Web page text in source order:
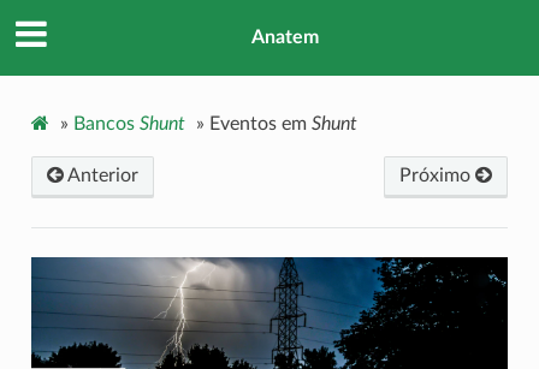
Anatem
» Bancos Shunt » Eventos em Shunt
Próximo
Anterior